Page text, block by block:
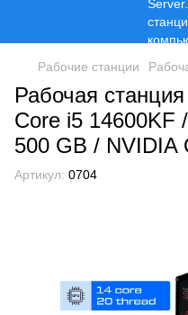
Рабочие станции
Рабочая
Core i5 14600KF
500 GB / NVIDIA
Артикул: 0704